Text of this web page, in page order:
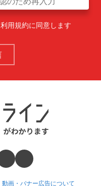
利用規約に同意します
動画・バナー広告について